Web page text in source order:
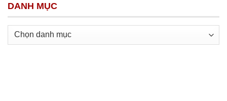
DANH MỤC
Danh